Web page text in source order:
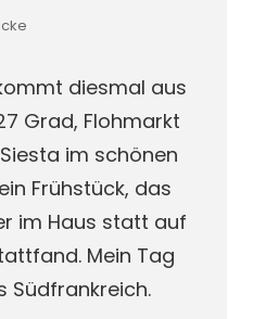
diesmal aus
Grad, Flohmarkt
im schönen
Frühstück, das
im Haus statt auf
Mein Tag
Südfrankreich.